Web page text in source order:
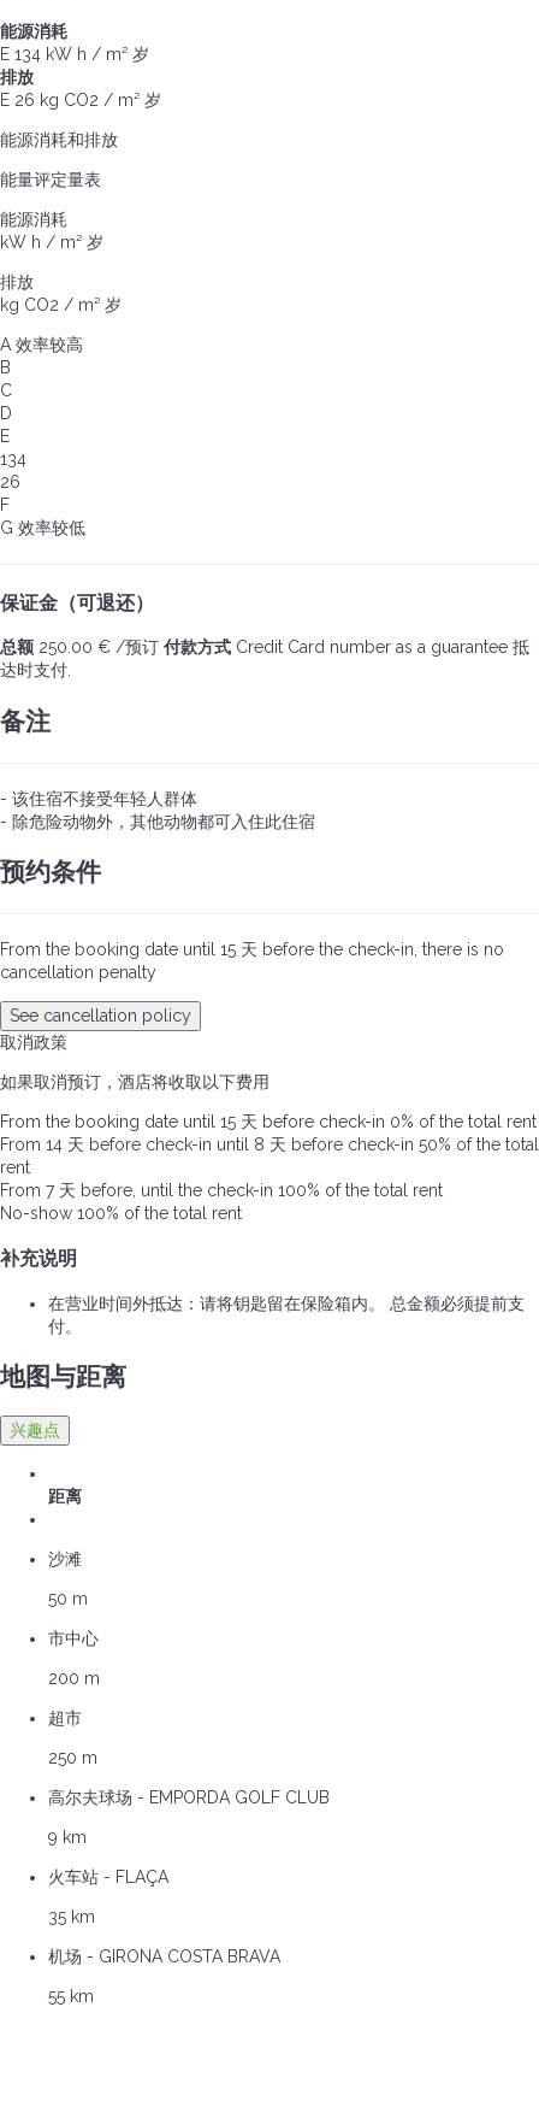
能源消耗
E 134 kW h / m² 岁
排放
E 26 kg CO2 / m² 岁
能源消耗和排放
能量评定量表
能源消耗
kW h / m² 岁
排放
kg CO2 / m² 岁
A 效率较高
B
C
D
E
134
26
F
G 效率较低
保证金（可退还）
总额 250.00 € /预订 付款方式 Credit Card number as a guarantee 抵
达时支付.
备注
- 该住宿不接受年轻人群体
- 除危险动物外，其他动物都可入住此住宿
预约条件
From the booking date until 15 天 before the check-in, there is no
cancellation penalty
See cancellation policy
取消政策
如果取消预订，酒店将收取以下费用
From the booking date until 15 天 before check-in 0% of the total rent
From 14 天 before check-in until 8 天 before check-in 50% of the total
rent
From 7 天 before, until the check-in 100% of the total rent
No-show 100% of the total rent
补充说明
在营业时间外抵达：请将钥匙留在保险箱内。 总金额必须提前支
付。
地图与距离
兴趣点
距离
沙滩
50 m
市中心
200 m
超市
250 m
高尔夫球场 - EMPORDA GOLF CLUB
9 km
火车站 - FLAÇA
35 km
机场 - GIRONA COSTA BRAVA
55 km